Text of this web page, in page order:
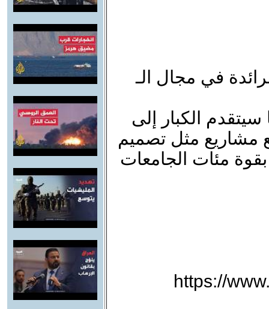
في مجال الـ
سيتقدم الكبار إلى
مشاريع مثل تصميم
بقوة مئات الجامعات
https://